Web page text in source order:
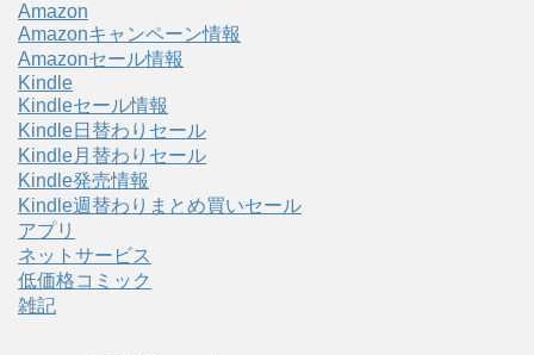
Amazon
Amazonキャンペーン情報
Amazonセール情報
Kindle
Kindleセール情報
Kindle日替わりセール
Kindle月替わりセール
Kindle発売情報
Kindle週替わりまとめ買いセール
アプリ
ネットサービス
低価格コミック
雑記